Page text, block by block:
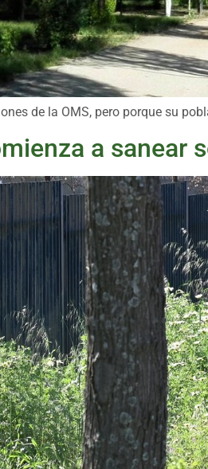
de la OMS, pero porque su
a sanear